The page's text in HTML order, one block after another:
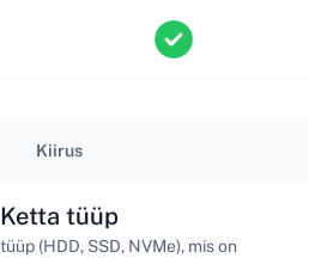
Kiirus
Ketta tüüp
(HDD, SSD, NVMe), mis on